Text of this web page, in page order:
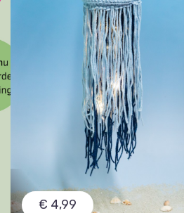
€ 4,99